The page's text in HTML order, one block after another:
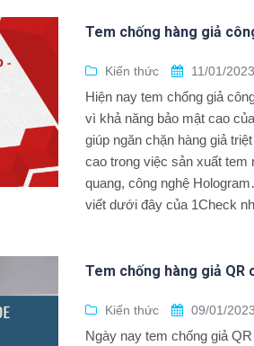
Tem chống hàng giả
Kiến thức 11/01/2023
Hiện nay tem chống giả
vì khả năng bảo mật cao
giúp ngăn chặn hàng giả
cao trong việc sản xuất tem
quang, công nghệ
viết dưới đây của 1Check
Tem chống hàng giả QR
Kiến thức 09/01/2023
Ngày nay tem chống giả